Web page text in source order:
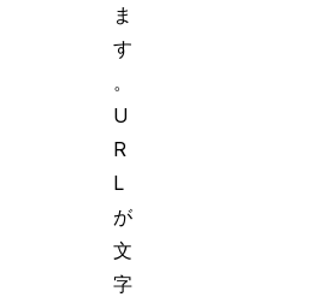
ま
す
。
U
R
L
が
文
字